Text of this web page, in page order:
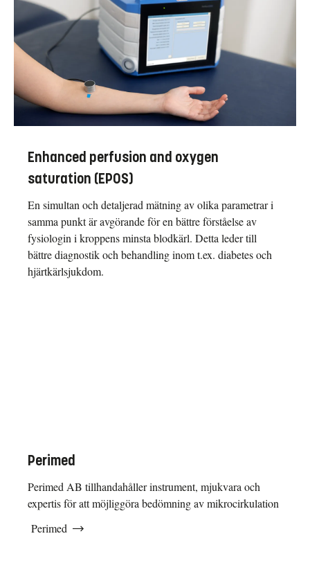
Enhanced perfusion and oxygen
saturation (EPOS)
En simultan och detaljerad mätning av olika parametrar i
samma punkt är avgörande för en bättre förståelse av
fysiologin i kroppens minsta blodkärl. Detta leder till
bättre diagnostik och behandling inom t.ex. diabetes och
hjärtkärlsjukdom.
Perimed
Perimed AB tillhandahåller instrument, mjukvara och
expertis för att möjliggöra bedömning av mikrocirkulation
Perimed